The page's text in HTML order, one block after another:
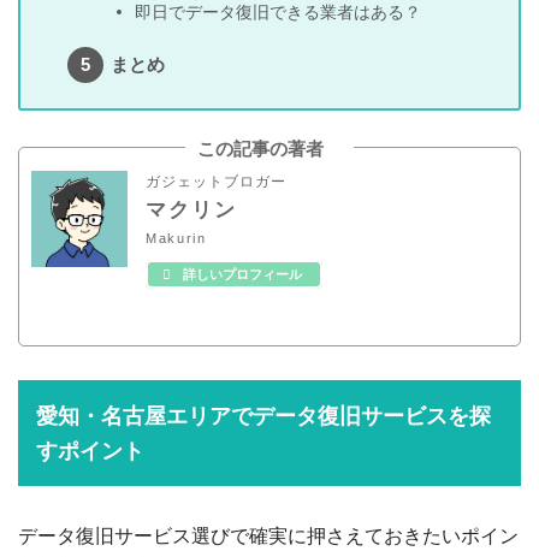
即日でデータ復旧できる業者はある？
まとめ
この記事の著者
ガジェットブロガー
マクリン
Makurin
詳しいプロフィール
愛知・名古屋エリアでデータ復旧サービスを探
すポイント
データ復旧サービス選びで確実に押さえておきたいポイン